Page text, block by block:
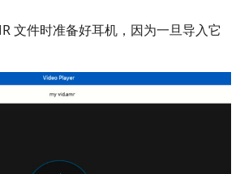
文件时准备好耳机，因为一旦导入它